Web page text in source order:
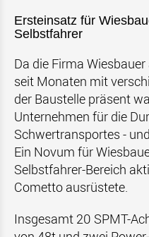
Ersteinsatz für
Selbstfahrer
Da die Firma
seit Monaten mit
der Baustelle präsent
Unternehmen für die
Schwertransportes -
Ein Novum für
Selbstfahrer-Bereich
Cometto ausrüstete.
Insgesamt 20 SPMT-